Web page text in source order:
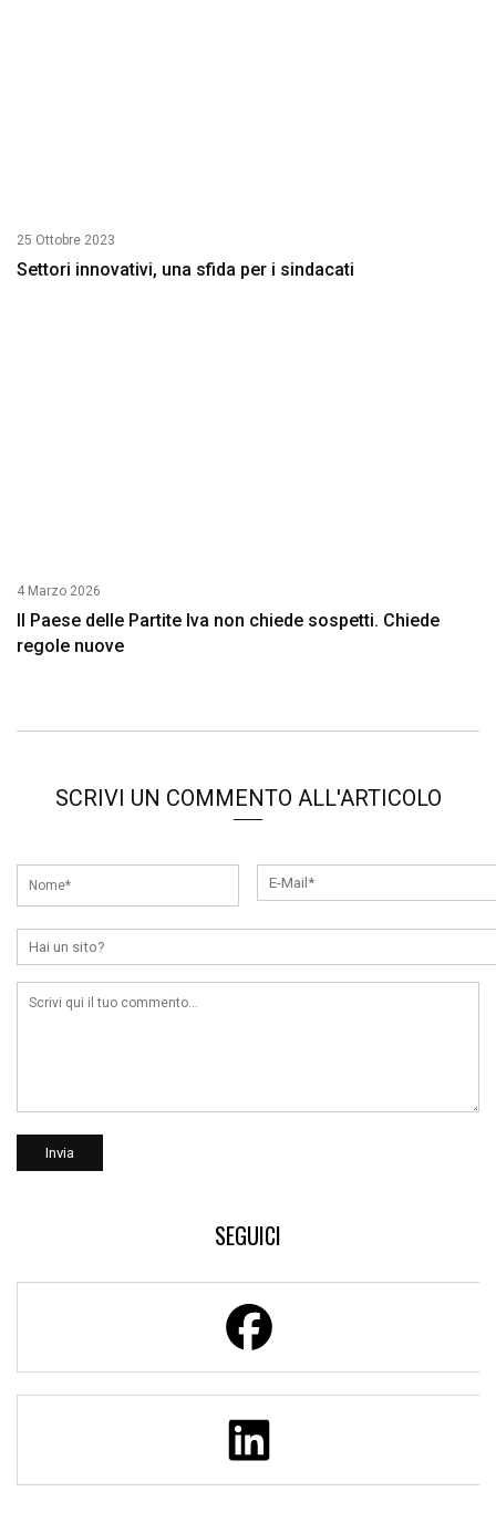
25 Ottobre 2023
Settori innovativi, una sfida per i sindacati
4 Marzo 2026
Il Paese delle Partite Iva non chiede sospetti. Chiede
regole nuove
SCRIVI UN COMMENTO ALL'ARTICOLO
SEGUICI